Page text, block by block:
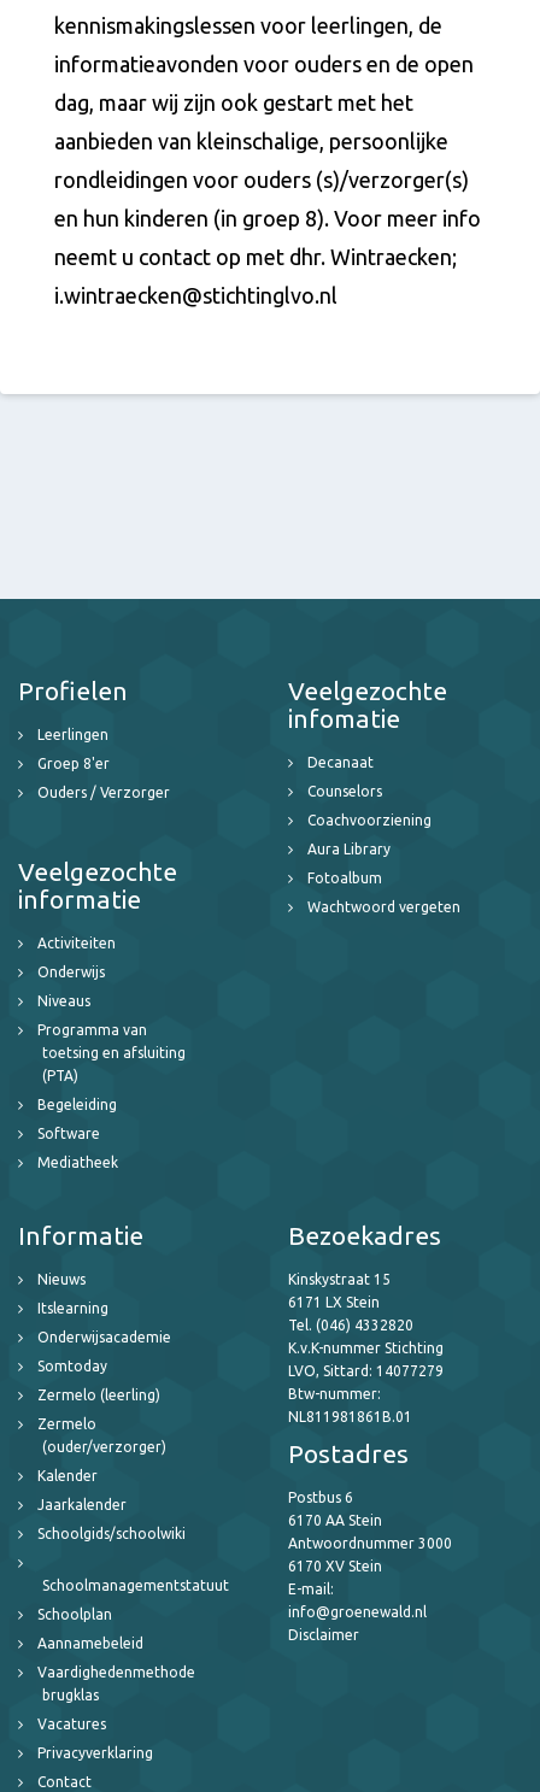
kennismakingslessen voor leerlingen, de
informatieavonden voor ouders en de open
dag, maar wij zijn ook gestart met het
aanbieden van kleinschalige, persoonlijke
rondleidingen voor ouders (s)/verzorger(s)
en hun kinderen (in groep 8). Voor meer info
neemt u contact op met dhr. Wintraecken;
i.wintraecken@stichtinglvo.nl
Profielen
Leerlingen
Groep 8'er
Ouders / Verzorger
Veelgezochte
informatie
Activiteiten
Onderwijs
Niveaus
Programma van
toetsing en afsluiting
(PTA)
Begeleiding
Software
Mediatheek
Veelgezochte
infomatie
Decanaat
Counselors
Coachvoorziening
Aura Library
Fotoalbum
Wachtwoord vergeten
Informatie
Nieuws
Itslearning
Onderwijsacademie
Somtoday
Zermelo (leerling)
Zermelo
(ouder/verzorger)
Kalender
Jaarkalender
Schoolgids/schoolwiki
Schoolmanagementstatuut
Schoolplan
Aannamebeleid
Vaardighedenmethode
brugklas
Vacatures
Privacyverklaring
Contact
Bezoekadres
Kinskystraat 15
6171 LX Stein
Tel. (046) 4332820
K.v.K-nummer Stichting
LVO, Sittard: 14077279
Btw-nummer:
NL811981861B.01
Postadres
Postbus 6
6170 AA Stein
Antwoordnummer 3000
6170 XV Stein
E-mail:
info@groenewald.nl
Disclaimer